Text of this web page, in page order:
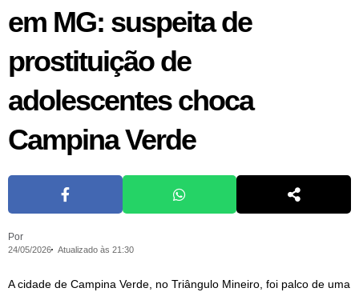
em MG: suspeita de
prostituição de
adolescentes choca
Campina Verde
Por
24/05/2026 Atualizado às 21:30
A cidade de Campina Verde, no Triângulo Mineiro, foi palco de uma